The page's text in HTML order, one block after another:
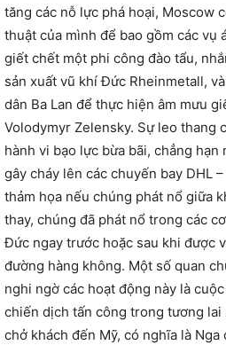
tăng các nỗ lực phá hoại, Moscow
thuật của mình để bao gồm các vụ
giết chết một phi công đào tẩu,
sản xuất vũ khí Đức Rheinmetall,
dân Ba Lan để thực hiện âm mưu
Volodymyr Zelensky. Sự leo thang
hành vi bạo lực bừa bãi, chẳng
gây cháy lên các chuyến bay DHL
thảm họa nếu chúng phát nổ giữa
thay, chúng đã phát nổ trong các
Đức ngay trước hoặc sau khi được
đường hàng không. Một số quan
nghi ngờ các hoạt động này là
chiến dịch tấn công trong tương lai
chở khách đến Mỹ, có nghĩa là